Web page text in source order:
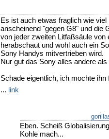
Es ist auch etwas fraglich wie
anscheinend "gegen G8" und die
von jeder zweiten Litfaßsäule
herabschaut und wohl auch ein
Sony Handys mitvertrieben wird.
Nur gut das Sony alles andere als
Schade eigentlich, ich mochte
... link
Eben. Scheiß
Kohle mach...